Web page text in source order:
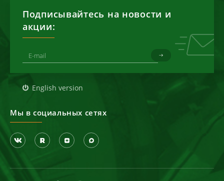
Подписывайтесь на новости и
акции:
English version
Мы в социальных сетях